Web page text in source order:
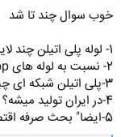
خوب سوال چند تا شد
1- لوله پلی اتیلن چند لایه مقاوم در ایران تولید میشه یا نه؟
2- نسبت به لوله های pp بصرفه تره؟
3-پلی اتیلن شبکه ای چیه؟
4-در ایران تولید میشه؟
5-ایضا" بحث صرفه اقتصادی